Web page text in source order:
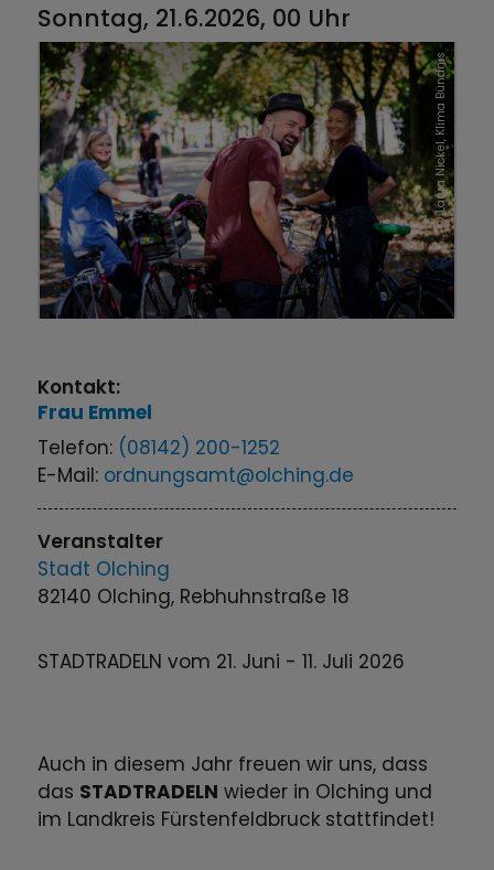
Sonntag, 21.6.2026, 00 Uhr
Laura Nickel, Klima Bündnis
STADTRADELN vom 21. Juni - 11. Juli 2026
Auch in diesem Jahr freuen wir uns, dass
das STADTRADELN wieder in Olching und
im Landkreis Fürstenfeldbruck stattfindet!
Kontakt:
Frau Emmel
Telefon: (08142) 200-1252
E-Mail: ordnungsamt@olching.de
Veranstalter
Stadt Olching
82140 Olching, Rebhuhnstraße 18